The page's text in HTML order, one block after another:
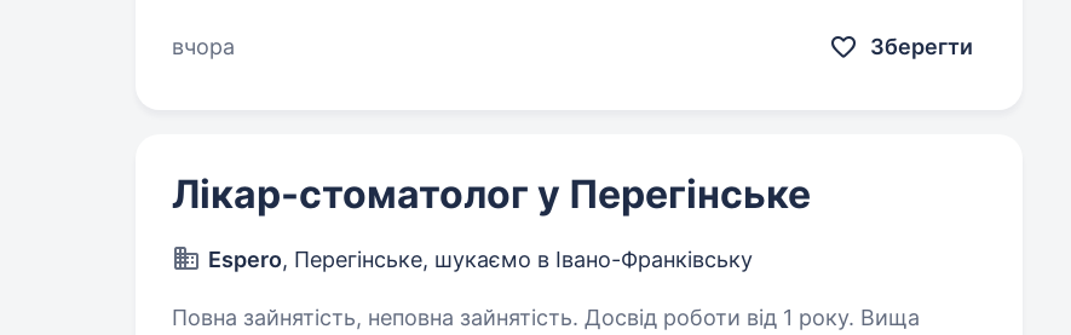
вчора
Зберегти
Лікар-стоматолог у Перегінське
Espero, Перегінське, шукаємо в Івано-Франківську
Повна зайнятість, неповна зайнятість. Досвід роботи від 1 року. Вища